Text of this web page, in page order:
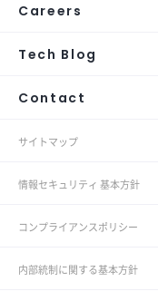
Careers
Tech Blog
Contact
サイトマップ
情報セキュリティ 基本方針
コンプライアンスポリシー
内部統制に関する基本方針